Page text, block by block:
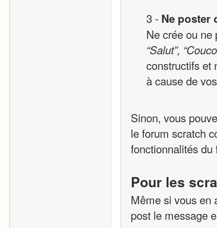
3 - Ne poster
“Salut”,
constructifs et
à cause de
Sinon, vous
le forum scratch
fonctionnalités du
Pour les
Même si vous
post le message